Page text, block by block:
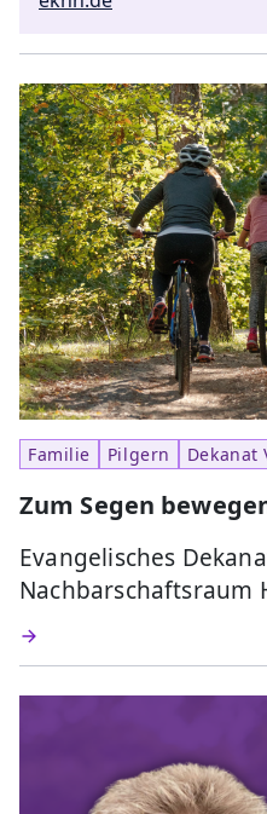
Familie Pilgern Dekanat
Zum Segen
Evangelisches
Nachbarschaftsraum